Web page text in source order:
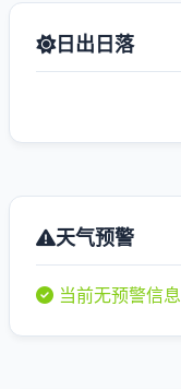
日出日落
天气预警
当前无预警信息